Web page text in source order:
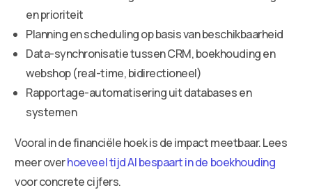
en prioriteit
Planning en scheduling op basis van beschikbaarheid
Data-synchronisatie tussen CRM, boekhouding en
webshop (real-time, bidirectioneel)
Rapportage-automatisering uit databases en
systemen
Vooral in de financiële hoek is de impact meetbaar. Lees
meer overhoeveel tijd AI bespaart in de boekhouding
voor concrete cijfers.